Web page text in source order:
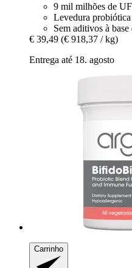
9 mil milhões de
Levedura probiótica
Sem aditivos à
€ 39,49 (€ 918,37 / kg)
Entrega até 18. agosto
Carrinho